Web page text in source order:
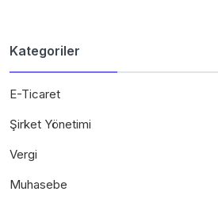
Kategoriler
E-Ticaret
Şirket Yönetimi
Vergi
Muhasebe